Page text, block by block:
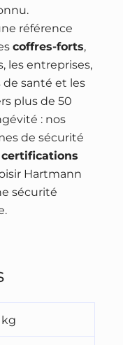
référence
coffres-forts,
les entreprises,
santé et les
plus de 50
: nos
de sécurité
certifications
Hartmann
sécurité
kg